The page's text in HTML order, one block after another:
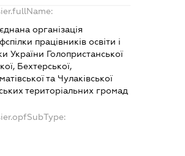
організація
працівників освіти і
України Голопристанської
Бехтерської,
та Чулаківської
територіальних громад